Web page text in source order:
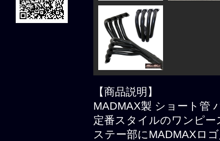
【商品説明】
MADMAX製 ショート管
定番スタイルのワンピー
ステー部にMADMAXロ